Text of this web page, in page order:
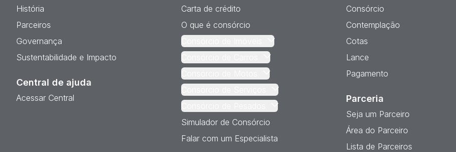
História
Parceiros
Governança
Sustentabilidade e Impacto
Central de ajuda
Acessar Central
Carta de crédito
O que é consórcio
Simulador de Consórcio
Falar com um Especialista
Consórcio
Contemplação
Cotas
Lance
Pagamento
Parceria
Seja um Parceiro
Área do Parceiro
Lista de Parceiros